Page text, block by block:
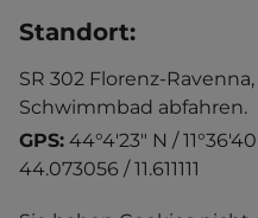
Standort:
SR 302 Florenz-
Schwimmbad abfahren.
GPS: 44°4'23" N /
44.073056 / 11.611111